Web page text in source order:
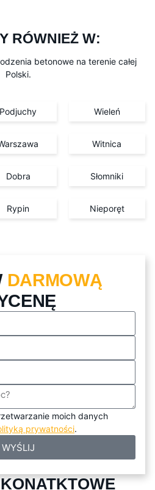
RÓWNIEŻ W:
betonowe na terenie całej
Polski.
Podjuchy Wieleń
Witnica
Dobra Słomniki
Rypin Nieporęt
DARMOWĄ
moich danych
prywatności.
WYŚLIJ